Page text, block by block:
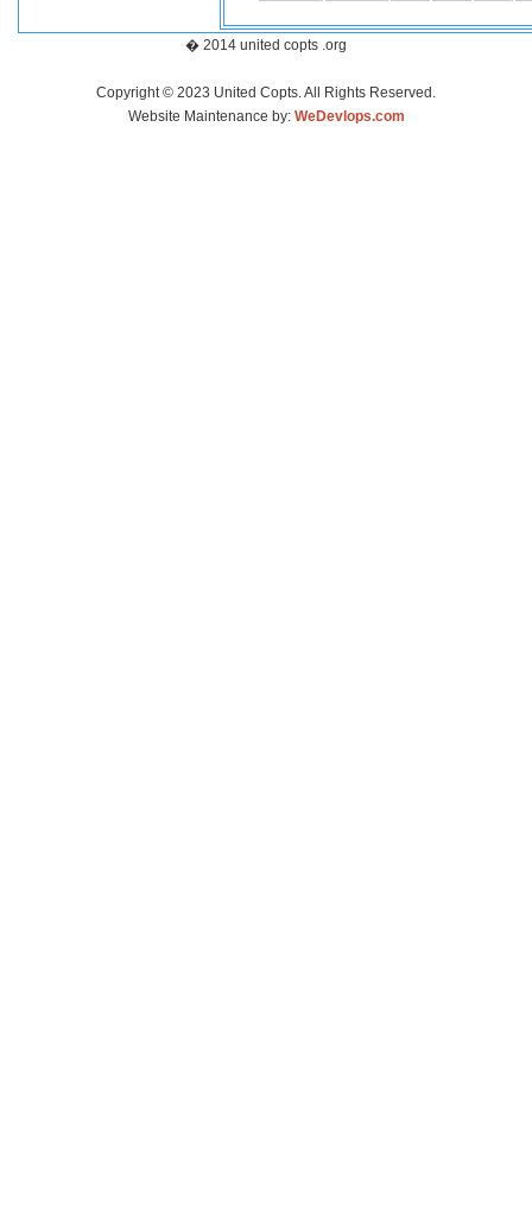
� 2014 united copts .org
Copyright © 2023 United Copts. All Rights Reserved.
Website Maintenance by: WeDevlops.com